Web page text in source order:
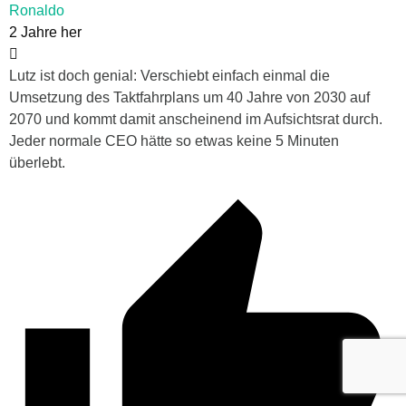
Ronaldo
2 Jahre her
Lutz ist doch genial: Verschiebt einfach einmal die
Umsetzung des Taktfahrplans um 40 Jahre von 2030 auf
2070 und kommt damit anscheinend im Aufsichtsrat durch.
Jeder normale CEO hätte so etwas keine 5 Minuten
überlebt.